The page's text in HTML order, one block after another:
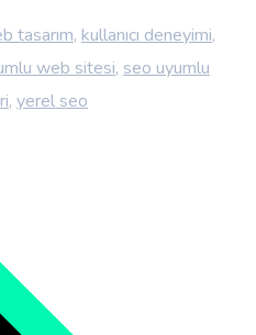
tasarım, kullanıcı deneyimi,
web sitesi, seo uyumlu
, yerel seo